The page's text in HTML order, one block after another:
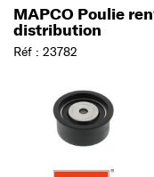
MAPCO Poulie
distribution
Réf : 23782